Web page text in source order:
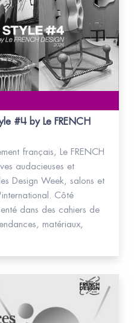
#4 by Le FRENCH
français, Le FRENCH
audacieuses et
Design Week, salons et
Côté
dans des cahiers de
matériaux,